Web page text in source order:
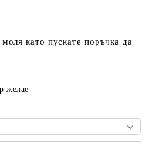
като пускате поръчка да
желае